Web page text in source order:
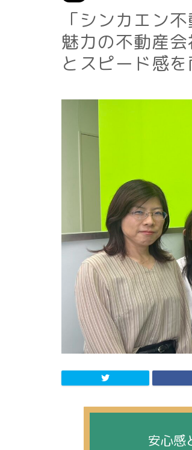
「シンカエン
魅力の不動産
とスピード感
安心感